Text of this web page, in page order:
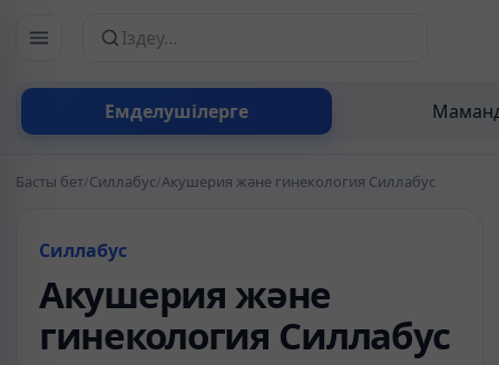
Емделушілерге
Сайттан іздеу
Басты бет/Силлабус/Акушерия және гинекология Силлабус
Силлабус
Акушерия және
гинекология Силлабус